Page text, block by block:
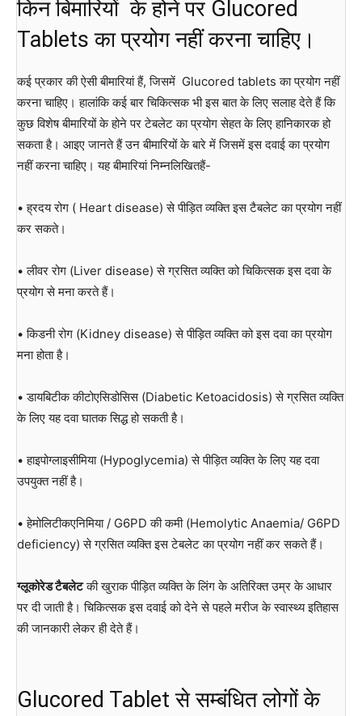
किन बिमारियों के होने पर Glucored
Tablets का प्रयोग नहीं करना चाहिए।
कई प्रकार की ऐसी बीमारियां हैं, जिसमें Glucored tablets का प्रयोग नहीं
करना चाहिए। हालांकि कई बार चिकित्सक भी इस बात के लिए सलाह देते हैं कि
कुछ विशेष बीमारियों के होने पर टेबलेट का प्रयोग सेहत के लिए हानिकारक हो
सकता है। आइए जानते हैं उन बीमारियों के बारे में जिसमें इस दवाई का प्रयोग
नहीं करना चाहिए। यह बीमारियां निम्नलिखितहैं-
• ह्रदय रोग ( Heart disease) से पीड़ित व्यक्ति इस टैबलेट का प्रयोग नहीं
कर सकते।
• लीवर रोग (Liver disease) से ग्रसित व्यक्ति को चिकित्सक इस दवा के
प्रयोग से मना करते हैं।
• किडनी रोग (Kidney disease) से पीड़ित व्यक्ति को इस दवा का प्रयोग
मना होता है।
• डायबिटीक कीटोएसिडोसिस (Diabetic Ketoacidosis) से ग्रसित व्यक्ति
के लिए यह दवा घातक सिद्ध हो सकती है।
• हाइपोग्लाइसीमिया (Hypoglycemia) से पीड़ित व्यक्ति के लिए यह दवा
उपयुक्त नहीं है।
• हेमोलिटीकएनिमिया / G6PD की कमी (Hemolytic Anaemia/ G6PD
deficiency) से ग्रसित व्यक्ति इस टेबलेट का प्रयोग नहीं कर सकते हैं।
ग्लूकोरेड टैबलेटकी खुराक पीड़ित व्यक्ति के लिंग के अतिरिक्त उम्र के आधार
पर दी जाती है। चिकित्सक इस दवाई को देने से पहले मरीज के स्वास्थ्य इतिहास
की जानकारी लेकर ही देते हैं।
Glucored Tablet से सम्बंधित लोगों के